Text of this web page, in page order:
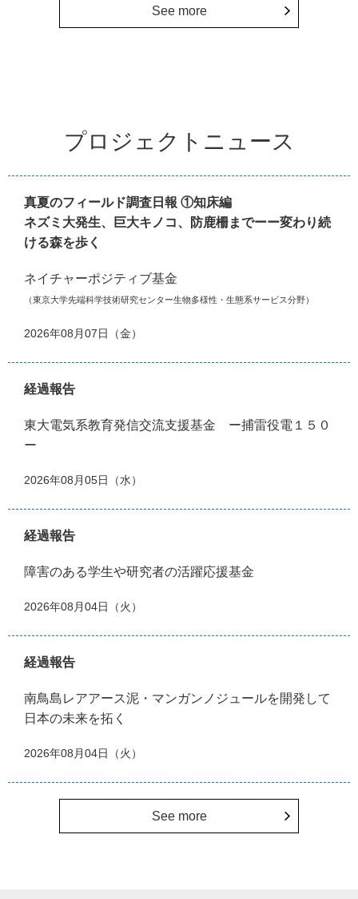
See more
プロジェクトニュース
真夏のフィールド調査日報 ①知床編
ネズミ大発生、巨大キノコ、防鹿柵までーー変わり続
ける森を歩く
ネイチャーポジティブ基金
（東京大学先端科学技術研究センター生物多様性・生態系サービス分野）
2026年08月07日（金）
経過報告
東大電気系教育発信交流支援基金 ー捕雷役電１５０
ー
2026年08月05日（水）
経過報告
障害のある学生や研究者の活躍応援基金
2026年08月04日（火）
経過報告
南鳥島レアアース泥・マンガンノジュールを開発して
日本の未来を拓く
2026年08月04日（火）
See more